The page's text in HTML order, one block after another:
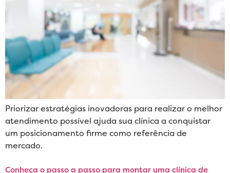
Priorizar estratégias inovadoras para realizar o melhor
atendimento possível ajuda sua clínica a conquistar
um posicionamento firme como referência de
mercado.
Conheça o passo a passo para montar uma clínica de